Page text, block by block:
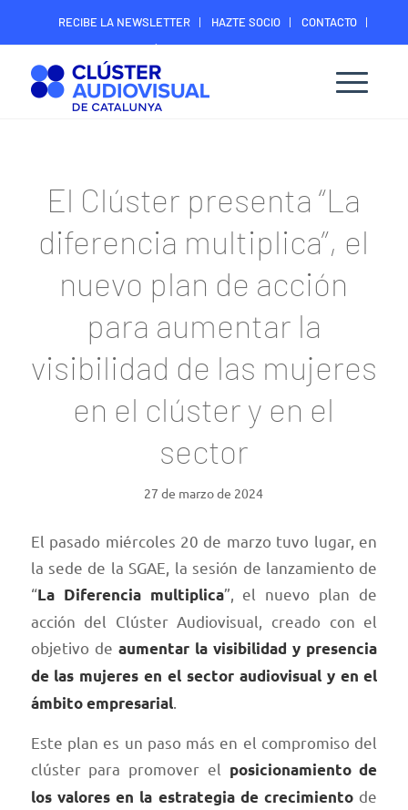
RECIBE LA NEWSLETTER HAZTE SOCIO
CONTACTO
ÁREA DIGITAL SOCIOS
El Clúster presenta “La
diferencia multiplica”, el
nuevo plan de acción
para aumentar la
visibilidad de las mujeres
en el clúster y en el
sector
27 de marzo de 2024
El pasado miércoles 20 de marzo tuvo lugar, en
la sede de la SGAE, la sesión de lanzamiento de
“La Diferencia multiplica”, el nuevo plan de
acción del Clúster Audiovisual, creado con el
objetivo de aumentar la visibilidad y presencia
de las mujeres en el sector audiovisual y en el
ámbito empresarial.
Este plan es un paso más en el compromiso del
clúster para promover el posicionamiento de
los valores en la estrategia de crecimiento de